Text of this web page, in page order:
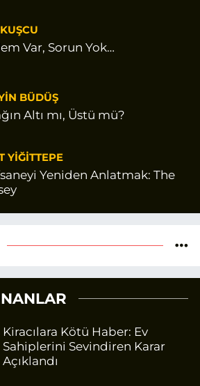
Var, Sorun Yok…
BÜDÜŞ
Altı mı, Üstü mü?
YİĞİTTEPE
Yeniden Anlatmak: The
Kiracılara Kötü Haber: Ev
Sahiplerini Sevindiren Karar
Açıklandı